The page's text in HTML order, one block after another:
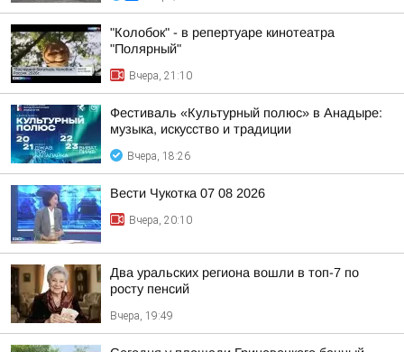
"Колобок" - в репертуаре кинотеатра
"Полярный"
Вчера, 21:10
Фестиваль «Культурный полюс» в Анадыре:
музыка, искусство и традиции
Вчера, 18:26
Вести Чукотка 07 08 2026
Вчера, 20:10
Два уральских региона вошли в топ-7 по
росту пенсий
Вчера, 19:49